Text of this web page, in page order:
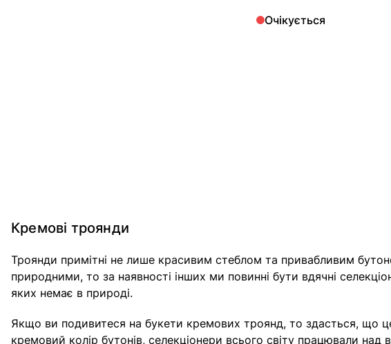
Очікується
Кремові троянди
Троянди примітні не лише красивим стеблом та привабливим
природними, то за наявності інших ми повинні бути вдячні
яких немає в природі.
Якщо ви подивитеся на букети кремових троянд, то здасться, що
кремовий колір бутонів, селекціонери всього світу працювали над